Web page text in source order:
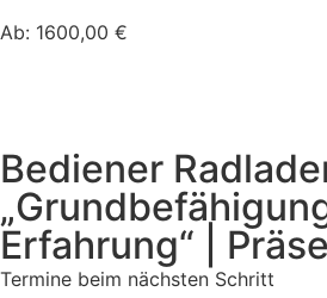
Ab: 1600,00 €
Bediener
Erfahrung“ |
Termine beim nächsten Schritt